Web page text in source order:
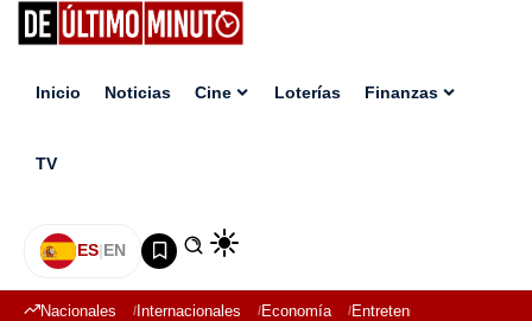
Inicio Noticias Cine Loterías Finanzas
TV
ES|EN
Nacionales Internacionales Economía Entretenimiento